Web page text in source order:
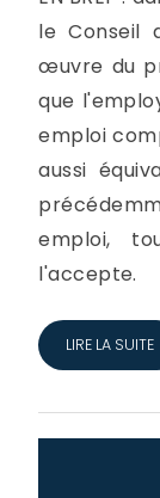
le Conseil
œuvre du
que
emploi
aussi
emploi,
l'accepte.
LIRE LA SUITE